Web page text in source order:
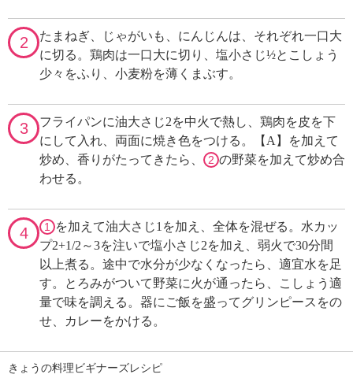
2
たまねぎ、じゃがいも、にんじんは、それぞれ一口大
に切る。鶏肉は一口大に切り、塩小さじ½とこしょう
少々をふり、小麦粉を薄くまぶす。
3
フライパンに油大さじ2を中火で熱し、鶏肉を皮を下
にして入れ、両面に焼き色をつける。【A】を加えて
炒め、香りがたってきたら、
2 の野菜を加えて炒め合
わせる。
4 1 を加えて油大さじ1を加え、全体を混ぜる。水カッ
プ2+1/2～3を注いで塩小さじ2を加え、弱火で30分間
以上煮る。途中で水分が少なくなったら、適宜水を足
す。とろみがついて野菜に火が通ったら、こしょう適
量で味を調える。器にご飯を盛ってグリンピースをの
せ、カレーをかける。
きょうの料理ビギナーズレシピ